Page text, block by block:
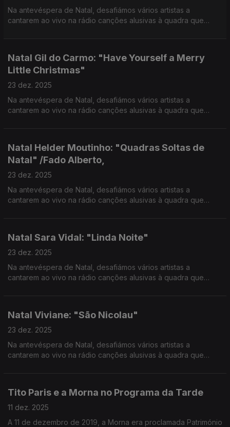
Na antevéspera de Natal, desafiámos vários artistas a
cantarem ao vivo na rádio canções alusivas à quadra que
Natal Gil do Carmo: "Have Yourself a Merry
Little Christmas"
23 dez. 2025
Na antevéspera de Natal, desafiámos vários artistas a
cantarem ao vivo na rádio canções alusivas à quadra que
Natal Helder Moutinho: "Quadras Soltas de
Natal" /Fado Alberto,
23 dez. 2025
Na antevéspera de Natal, desafiámos vários artistas a
cantarem ao vivo na rádio canções alusivas à quadra que
Natal Sara Vidal: "Linda Noite"
23 dez. 2025
Na antevéspera de Natal, desafiámos vários artistas a
cantarem ao vivo na rádio canções alusivas à quadra que
Natal Viviane: "São Nicolau"
23 dez. 2025
Na antevéspera de Natal, desafiámos vários artistas a
cantarem ao vivo na rádio canções alusivas à quadra que
Tito Paris e a Morna no Programa da Tarde
11 dez. 2025
A 11 de dezembro de 2019, a Morna era proclamada Património